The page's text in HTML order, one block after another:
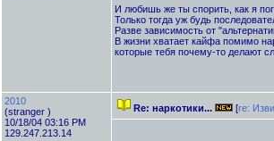
И любишь же ты спорить, как я
Только тогда уж будь
Разве зависимость от
В жизни хватает кайфа помимо
которые тебя почему-то делают
2010
(stranger )
10/18/04 03:16 PM
129.247.213.14
Re: наркотики... [re: